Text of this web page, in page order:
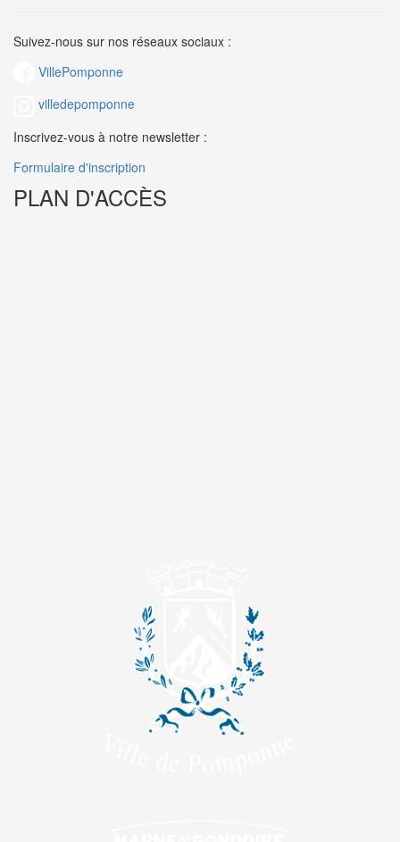
Suivez-nous sur nos réseaux sociaux :
VillePomponne
villedepomponne
Inscrivez-vous à notre newsletter :
Formulaire d'inscription
PLAN D'ACCÈS